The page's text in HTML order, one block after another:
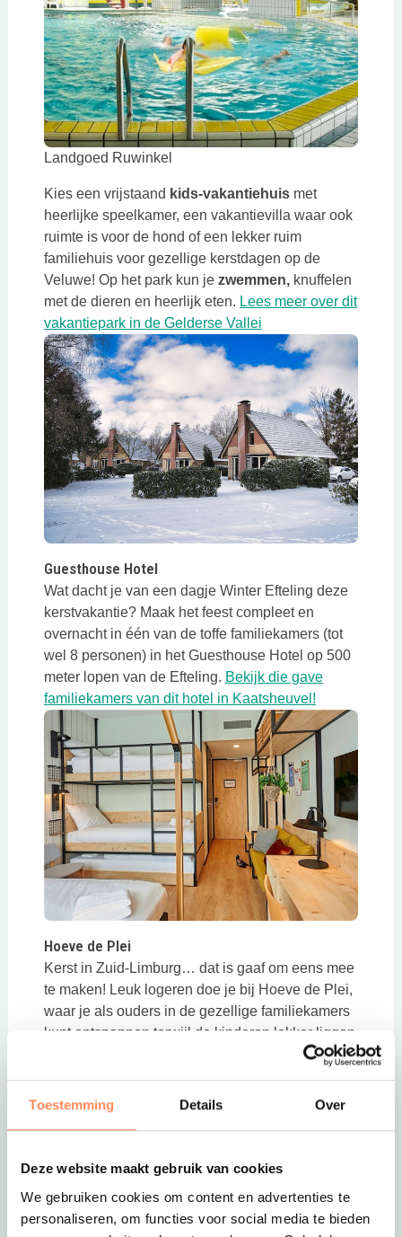
Toestemming Details Over
Deze website maakt gebruik van cookies
We gebruiken cookies om content en advertenties te
personaliseren, om functies voor social media te bieden
Deze link opent in een nieuwe tab
Landgoed Ruwinkel
Kies een vrijstaand kids-vakantiehuismet
heerlijke speelkamer, een vakantievilla waar ook
ruimte is voor de hond of een lekker ruim
familiehuis voor gezellige kerstdagen op de
Veluwe! Op het park kun je zwemmen,knuffelen
met de dieren en heerlijk eten. Lees meer over dit
vakantiepark in de Gelderse ValleiDeze link opent in
Guesthouse Hotel
Wat dacht je van een dagje Winter Efteling deze
kerstvakantie? Maak het feest compleet en
overnacht in één van de toffe familiekamers (tot
wel 8 personen) in het Guesthouse Hotel op 500
meter lopen van de Efteling. Bekijk die gave
familiekamers van dit hotel in Kaatsheuvel!Deze link
Hoeve de Plei
Kerst in Zuid-Limburg… dat is gaaf om eens mee
te maken! Leuk logeren doe je bij Hoeve de Plei,
waar je als ouders in de gezellige familiekamers
kunt ontspannen terwijl de kinderen lekker liggen
Bekijk deze